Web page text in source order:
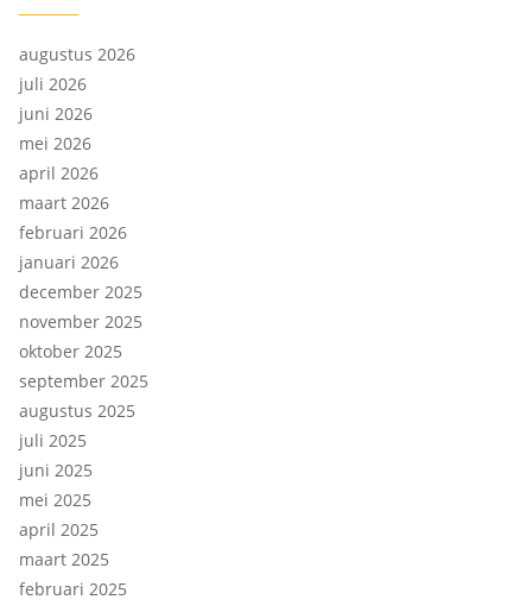
augustus 2026
juli 2026
juni 2026
mei 2026
april 2026
maart 2026
februari 2026
januari 2026
december 2025
november 2025
oktober 2025
september 2025
augustus 2025
juli 2025
juni 2025
mei 2025
april 2025
maart 2025
februari 2025